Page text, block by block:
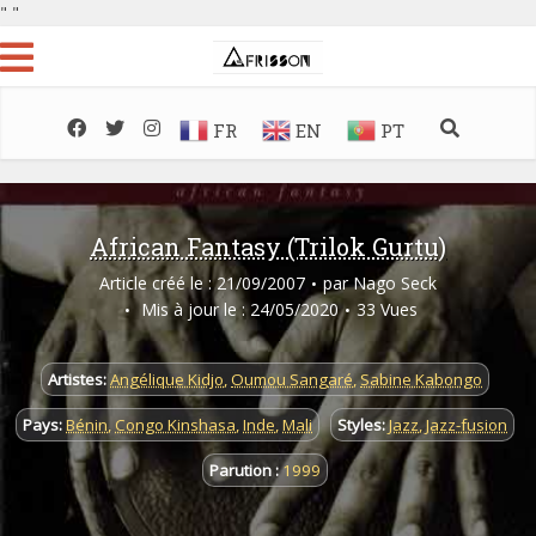
" "
FR EN PT
African Fantasy (Trilok Gurtu)
Article créé le : 21/09/2007 par Nago Seck
Mis à jour le : 24/05/2020
33 Vues
Artistes:Angélique Kidjo,Oumou Sangaré,Sabine Kabongo
Pays:Bénin,Congo Kinshasa,Inde,Mali Styles:Jazz,Jazz-fusion
Parution :1999